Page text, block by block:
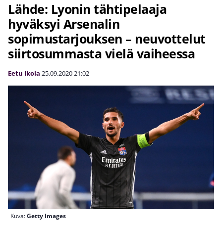
Lähde: Lyonin tähtipelaaja
hyväksyi Arsenalin
sopimustarjouksen – neuvottelut
siirtosummasta vielä vaiheessa
Eetu Ikola 25.09.202021:02
Kuva:Getty Images